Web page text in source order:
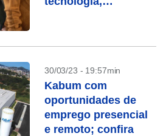
30/03/23 - 19:57min
Kabum com
oportunidades de
emprego presencial
e remoto; confira